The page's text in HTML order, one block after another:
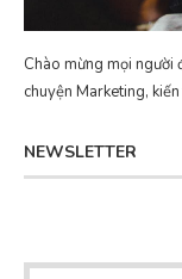
Chào mừng mọi người
chuyện Marketing,
NEWSLETTER